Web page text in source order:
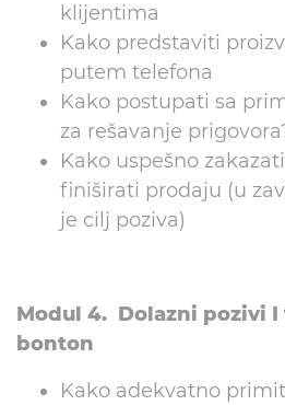
klijentima
Kako predstaviti
putem telefona
Kako postupati sa
za rešavanje
Kako uspešno
finiširati prodaju (u
je cilj poziva)
Modul 4. Dolazni pozivi
bonton
Kako adekvatno